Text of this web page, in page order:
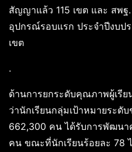
สัญญาแล้ว 115 เขต และ สพ
อุปกรณ์รอบแรก ประจำปีงบป
เขต
.
ด้านการยกระดับคุณภาพผู้เรี
ว่านักเรียนกลุ่มเป้าหมายระดั
662,300 คน ได้รับการพัฒนา
คน ขณะที่นักเรียนร้อยละ 78